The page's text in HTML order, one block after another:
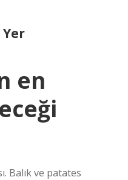
en
Balık ve patates